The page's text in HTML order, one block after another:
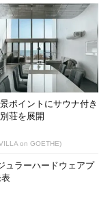
ポイントにサウナ付き
荘を展開
on GOETHE)
ュラーハードウェアプ